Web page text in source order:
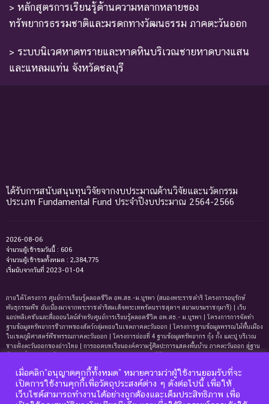
> หลักสูตรการเรียนรู้ด้านความหลากหลายของ
ทรัพยากรธรรมชาติและมรดกทางวัฒนธรรม ภาคตะวันออก
> ระบบนิเวศหาดทรายและหาดหินบริเวณชายหาดบางแสน
และแหลมแท่น จังหวัดชลบุรี
ได้รับการสนับสนุนทุนวิจัยจากงบประมาณด้านวิจัยและนวัตกรรม
ประเภท Fundamental Fund ประจำปีงบประมาณ 2564-2566
2026-08-06
จำนวนผู้เข้าชมวันนี้ : 606
จำนวนผู้เข้าชมทั้งหมด : 2,384,775
เริ่มนับจากวันที่ 2023-01-04
ภายใต้โครงการ ศูนย์การเรียนรู้ตลอดชีวิต อพ.สธ.-ม.บูรพา (สนองพระราชดำริ โครงการอนุรักษ์
พันธุกรรมพืช อันเนื่องมาจากพระราชดำริสมเด็จพระเทพรัตนราชสุดาฯ สยามบรมราชกุมารี) | เว็บ
แอปพลิเคชันและสื่อออนไลน์สำหรับศูนย์การเรียนรู้ตลอดชีวิต อพ.สธ.- ม.บูรพา | โครงการการจัดทํา
ฐานข้อมูลทรัพยากรชีวภาพของสัตว์กลุ่มหอยในเขตภาคตะวันออก | โครงการฐานข้อมูลพรรณไม้พื้นเมือง
ในเขตภูมิศาสตร์พืชพรรณภาคตะวันออก | โครงการย่อยที่ 4 ฐานข้อมูลทรัพยากร กุ้ง กั้ง และปู บริเวณ
ชายฝั่งตะวันออกของอ่าวไทย | การถอดบทเรียนองค์ความรู้ศิลปะการแสดงพื้นบ้าน ภาคตะวันออก สู่ฐาน
ทรัพยากรธรรมชาติและมรดกทางวัฒนธรรม ภาคตะวันออก | ฐานข้อมูลมดในเขตภาคตะวันออกของ
ประเทศไทย | ฐานข้อมูลเพรียงหินในเขตภาคตะวันออกของประเทศไทย | ฐานข้อมูลทรัพยากรหญ้าทะเล
บริเวณชายฝั่งตะวันออกของอ่าวไทย | ฐานข้อมูลทรัพยากรแพลงก์ตอนทะเลและสาหร่ายทะเลบริเวณ
ชายฝั่งทะเลตะวันออกของอ่าวไทย | ฐานข้อมูลแมงมุมอันดับฐาน Mygalomorphae ในเขตภาคตะวันออก
เมื่อคลิก”อนุญาตคุกกี้ทั้งหมด” หมายความว่าผู้ใช้งานยอมรับที่จะ
เปิดการใช้งานคุกกี้เพื่อวัตถุประสงค์ต่าง ๆ ดังต่อไปนี้ เพื่อให้
เว็บไซต์สามารถทำงานได้อย่างถูกต้องและเต็มประสิทธิภาพ เพื่อ